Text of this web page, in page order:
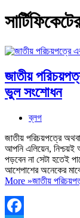
জাতীয়
ভুল সংশোধন
ব্লগ
জাতীয় পরিচয়পত্রে অথবা
আপনি এলিয়েন, নিশ্চয়ই
পড়বেন না সেটা হতেই
আশেপাশের অনেকের
More »জাতীয়